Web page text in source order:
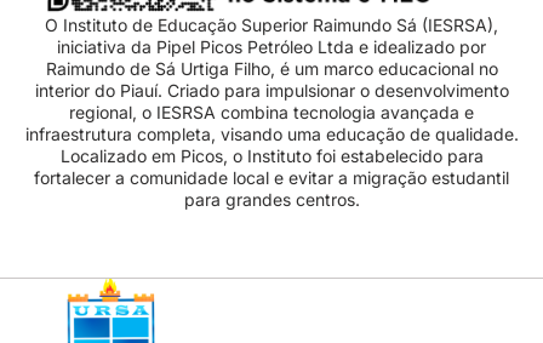
O Instituto de Educação Superior Raimundo Sá (IESRSA),
iniciativa da Pipel Picos Petróleo Ltda e idealizado por
Raimundo de Sá Urtiga Filho, é um marco educacional no
interior do Piauí. Criado para impulsionar o desenvolvimento
regional, o IESRSA combina tecnologia avançada e
infraestrutura completa, visando uma educação de qualidade.
Localizado em Picos, o Instituto foi estabelecido para
fortalecer a comunidade local e evitar a migração estudantil
para grandes centros.